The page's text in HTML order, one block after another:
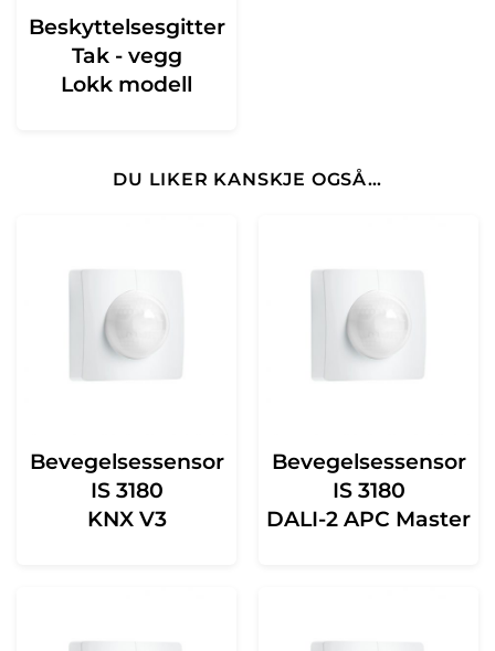
Beskyttelsesgitter
Tak - vegg
Lokk modell
DU LIKER KANSKJE OGSÅ…
Bevegelsessensor
IS 3180
KNX V3
Bevegelsessensor
IS 3180
DALI-2 APC Master